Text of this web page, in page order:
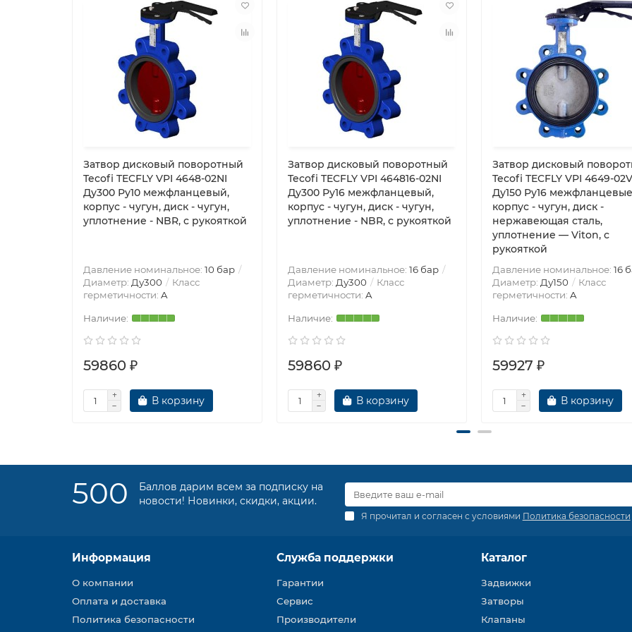
Затвор дисковый поворотный
Tecofi TECFLY VPI 4648-02NI
Ду300 Ру10 межфланцевый,
корпус - чугун, диск - чугун,
уплотнение - NBR, с рукояткой
Давление номинальное: 10 бар
Диаметр: Ду300
Класс
герметичности: A
59860 ₽
В корзину
Затвор дисковый поворотный
Tecofi TECFLY VPI 464816-02NI
Ду300 Ру16 межфланцевый,
корпус - чугун, диск - чугун,
уплотнение - NBR, с рукояткой
Давление номинальное: 16 бар
Диаметр: Ду300
Класс
герметичности: A
59860 ₽
В корзину
Затвор дисковый
Tecofi TECFLY VPI 4649-
Ду150 Ру16
корпус - чугун, диск -
нержавеющая сталь,
уплотнение — Viton, с
рукояткой
Давление номинальное: 16
Диаметр: Ду150
Класс
герметичности: A
59927 ₽
В корзину
500
Баллов дарим всем за подписку на
новости! Новинки, скидки, акции.
Я прочитал и согласен с условиями Политика безопасности
Информация
О компании
Оплата и доставка
Политика безопасности
Служба поддержки
Гарантии
Сервис
Производители
Каталог
Задвижки
Затворы
Клапаны